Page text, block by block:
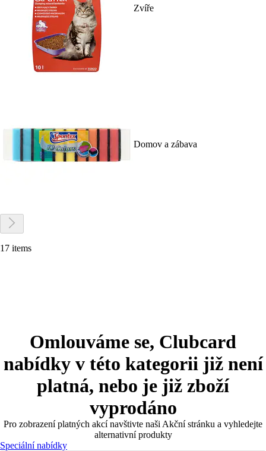
Zvíře
Domov a zábava
17 items
Omlouváme se, Clubcard
nabídky v této kategorii již není
platná, nebo je již zboží
vyprodáno
Pro zobrazení platných akcí navštivte naši Akční stránku a vyhledejte
alternativní produkty
Speciální nabídky